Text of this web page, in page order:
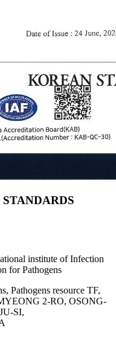
institute of Infection
for Pathogens
Pathogens resource TF,
2-RO, OSONG-
SI,